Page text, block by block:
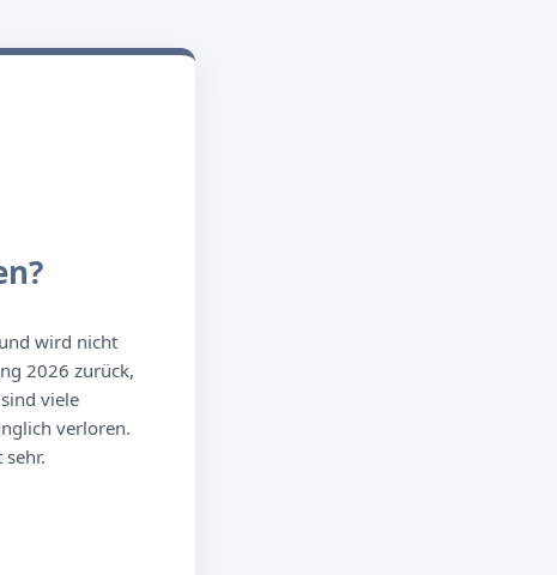
wird nicht
2026 zurück,
viele
verloren.